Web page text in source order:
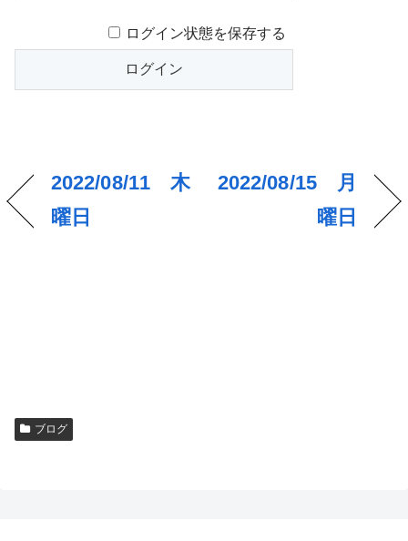
ログイン状態を保存する
2022/08/11 木
曜日
2022/08/15 月
曜日
ブログ